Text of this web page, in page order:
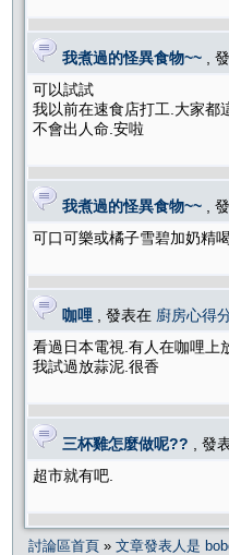
我煮過的怪異食物~~ ,
可以試試
我以前在速食店打工.大家都
不會出人命.安啦
我煮過的怪異食物~~ ,
可口可樂或橘子雪碧加奶精
咖哩 , 發表在 廚房心得
看過日本電視.有人在咖哩上
我試過放蒜泥.很香
三杯雞怎麼做呢?? , 發
超市就有吧.
討論區首頁 » 文章發表人是